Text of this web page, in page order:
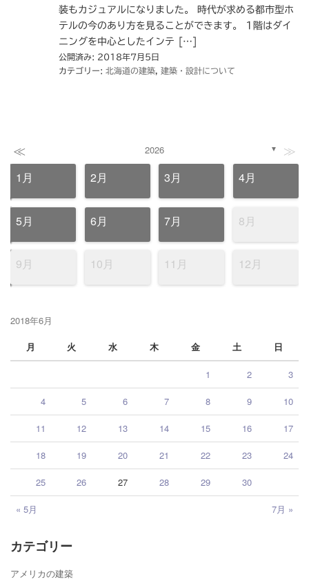
装もカジュアルになりました。 時代が求める都市型ホ
テルの今のあり方を見ることができます。 1階はダイ
ニングを中心としたインテ […]
公開済み: 2018年7月5日
カテゴリー: 北海道の建築 建築・設計について
≪ 2026 ▼ ≫
1月 2月 3月 4月
5月 6月 7月 8月
9月 10月 11月 12月
2018年6月
月
火 水 木 金 土 日
« 5月 7月 »
1 2 3
4 5 6 7 8 9 10
11 12 13 14 15 16 17
18 19 20 21 22 23 24
25 26 27 28 29 30
カテゴリー
アメリカの建築